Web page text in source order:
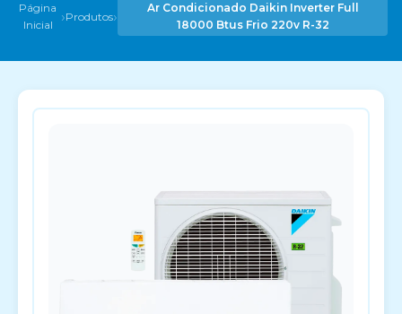
Página
Inicial
›Produtos›
Ar Condicionado Daikin Inverter Full
18000 Btus Frio 220v R-32